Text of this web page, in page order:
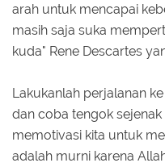
arah untuk mencapai
masih saja suka
kuda" Rene Descartes
Lakukanlah perjalanan
dan coba tengok
memotivasi kita untuk
adalah murni karena